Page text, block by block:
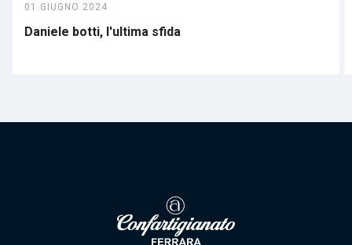
01 GIUGNO 2024
Daniele botti, l'ultima sfida